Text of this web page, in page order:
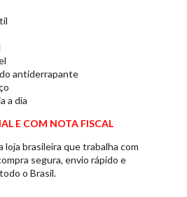
antiderrapante
a dia
E COM NOTA FISCAL
loja brasileira que trabalha com
segura, envio rápido e
o Brasil.